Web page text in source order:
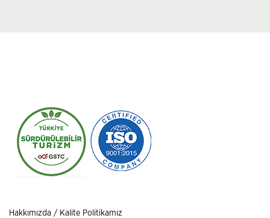
Hakkımızda / Kalite Politikamız